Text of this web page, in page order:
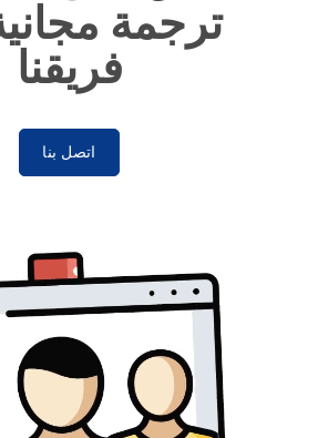
ترجمة
فريقنا
اتصل بنا